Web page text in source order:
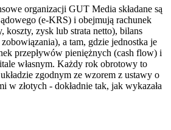
organizacji GUT Media składane są
(e-KRS) i obejmują rachunek
koszty, zysk lub strata netto), bilans
a tam, gdzie jednostka je
przepływów pieniężnych (cash flow) i
własnym. Każdy rok obrotowy to
zgodnym ze wzorem z ustawy o
w złotych - dokładnie tak, jak wykazała